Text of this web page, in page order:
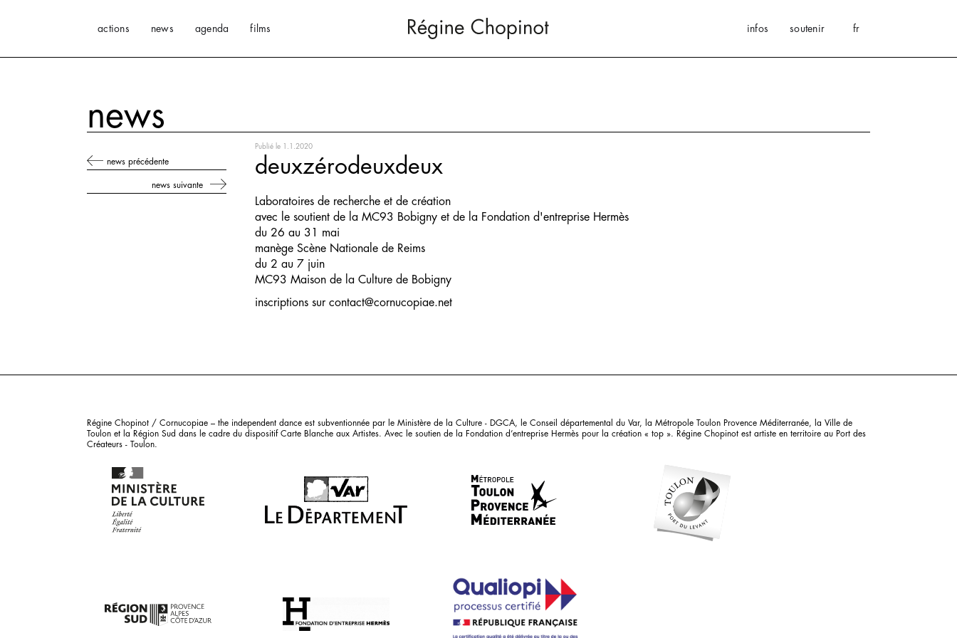
actions news agenda films infos soutenir fr
news
news précédente
news suivante
Publié le 1.1.2020
deuxzérodeuxdeux
Laboratoires de recherche et de création
avec le soutient de la MC93 Bobigny et de la Fondation d'entreprise Hermès
du 26 au 31 mai
manège Scène Nationale de Reims
du 2 au 7 juin
MC93 Maison de la Culture de Bobigny
inscriptions sur contact@cornucopiae.net
Régine Chopinot / Cornucopiae – the independent dance est subventionnée par le Ministère de la Culture - DGCA, le Conseil départemental du Var, la Métropole Toulon Provence Méditerranée, la Ville de
Toulon et la Région Sud dans le cadre du dispositif Carte Blanche aux Artistes. Avec le soutien de la Fondation d’entreprise Hermès pour la création « top ». Régine Chopinot est artiste en territoire au Port des
Créateurs - Toulon.